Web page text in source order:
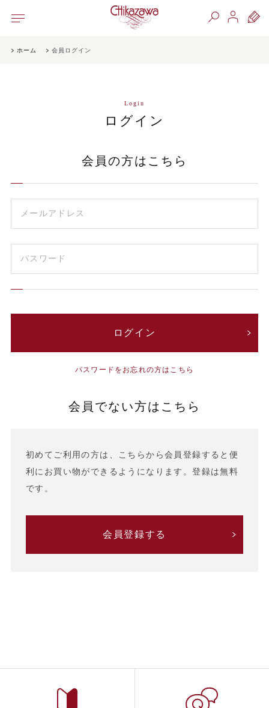
ホーム 会員ログイン
Login
ログイン
会員の方はこちら
パスワードをお忘れの方はこちら
会員でない方はこちら
初めてご利用の方は、こちらから会員登録すると便
利にお買い物ができるようになります。登録は無料
です。
会員登録する